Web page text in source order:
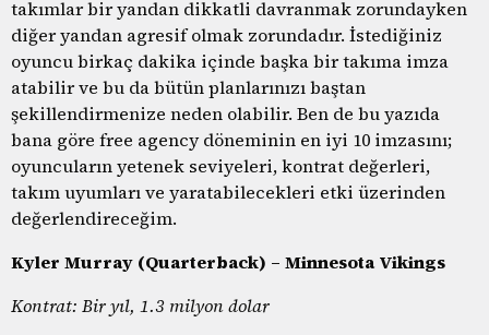
takımlar bir yandan dikkatli davranmak zorundayken
diğer yandan agresif olmak zorundadır. İstediğiniz
oyuncu birkaç dakika içinde başka bir takıma imza
atabilir ve bu da bütün planlarınızı baştan
şekillendirmenize neden olabilir. Ben de bu yazıda
bana göre free agency döneminin en iyi 10 imzasını;
oyuncuların yetenek seviyeleri, kontrat değerleri,
takım uyumları ve yaratabilecekleri etki üzerinden
değerlendireceğim.
Kyler Murray (Quarterback) – Minnesota Vikings
Kontrat: Bir yıl, 1.3 milyon dolar